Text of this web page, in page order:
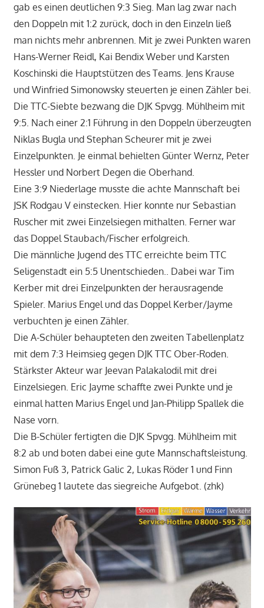
gab es einen deutlichen 9:3 Sieg. Man lag zwar nach
den Doppeln mit 1:2 zurück, doch in den Einzeln ließ
man nichts mehr anbrennen. Mit je zwei Punkten waren
Hans-Werner Reidl, Kai Bendix Weber und Karsten
Koschinski die Hauptstützen des Teams. Jens Krause
und Winfried Simonowsky steuerten je einen Zähler bei.
Die TTC-Siebte bezwang die DJK Spvgg. Mühlheim mit
9:5. Nach einer 2:1 Führung in den Doppeln überzeugten
Niklas Bugla und Stephan Scheurer mit je zwei
Einzelpunkten. Je einmal behielten Günter Wernz, Peter
Hessler und Norbert Degen die Oberhand.
Eine 3:9 Niederlage musste die achte Mannschaft bei
JSK Rodgau V einstecken. Hier konnte nur Sebastian
Ruscher mit zwei Einzelsiegen mithalten. Ferner war
das Doppel Staubach/Fischer erfolgreich.
Die männliche Jugend des TTC erreichte beim TTC
Seligenstadt ein 5:5 Unentschieden.. Dabei war Tim
Kerber mit drei Einzelpunkten der herausragende
Spieler. Marius Engel und das Doppel Kerber/Jayme
verbuchten je einen Zähler.
Die A-Schüler behaupteten den zweiten Tabellenplatz
mit dem 7:3 Heimsieg gegen DJK TTC Ober-Roden.
Stärkster Akteur war Jeevan Palakalodil mit drei
Einzelsiegen. Eric Jayme schaffte zwei Punkte und je
einmal hatten Marius Engel und Jan-Philipp Spallek die
Nase vorn.
Die B-Schüler fertigten die DJK Spvgg. Mühlheim mit
8:2 ab und boten dabei eine gute Mannschaftsleistung.
Simon Fuß 3, Patrick Galic 2, Lukas Röder 1 und Finn
Grünebeg 1 lautete das siegreiche Aufgebot. (zhk)